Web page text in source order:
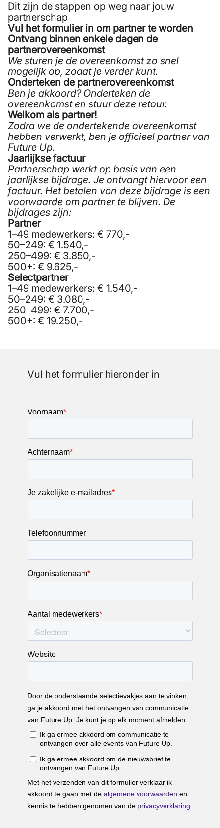
Dit zijn de stappen op weg naar jouw
partnerschap
Vul het formulier in om partner te worden
Ontvang binnen enkele dagen de
partnerovereenkomst
We sturen je de overeenkomst zo snel
mogelijk op, zodat je verder kunt.
Onderteken de partnerovereenkomst
Ben je akkoord? Onderteken de
overeenkomst en stuur deze retour.
Welkom als partner!
Zodra we de ondertekende overeenkomst
hebben verwerkt, ben je officieel partner van
Future Up.
Jaarlijkse factuur
Partnerschap werkt op basis van een
jaarlijkse bijdrage. Je ontvangt hiervoor een
factuur. Het betalen van deze bijdrage is een
voorwaarde om partner te blijven. De
bijdrages zijn:
Partner
1–49 medewerkers: € 770,-
50–249: € 1.540,-
250–499: € 3.850,-
500+: € 9.625,-
Selectpartner
1–49 medewerkers: € 1.540,-
50–249: € 3.080,-
250–499: € 7.700,-
500+: € 19.250,-
Vul het formulier hieronder in